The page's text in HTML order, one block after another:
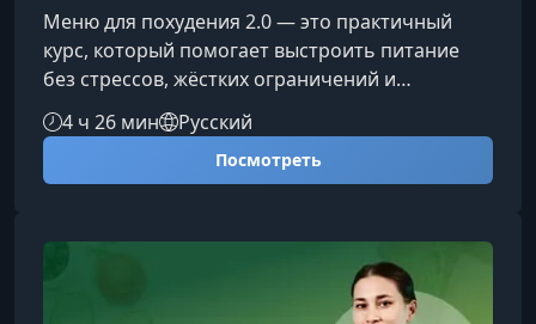
Меню для похудения 2.0 — это практичный
курс, который помогает выстроить питание
без стрессов, жёстких ограничений и
«магических» диет. Вы узнаете, как
формировать здоровые пищевые привычки,
выбирать продукты осознанно и создавать
жизни.Что вы получите на курсеКурс помогает
разобраться в базовых принципах питания и
переносит теорию в простые шаги, которые
4 ч 26 мин Русский
Посмотреть